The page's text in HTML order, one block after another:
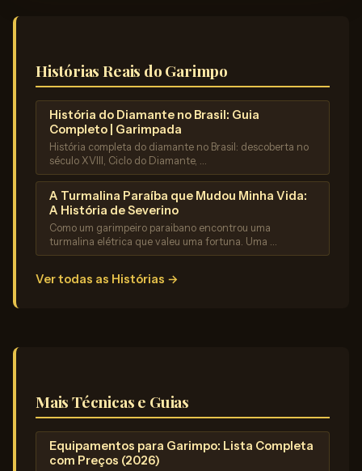
Histórias Reais do Garimpo
História do Diamante no Brasil: Guia
Completo | Garimpada
História completa do diamante no Brasil: descoberta no
século XVIII, Ciclo do Diamante, …
A Turmalina Paraíba que Mudou Minha Vida:
A História de Severino
Como um garimpeiro paraibano encontrou uma
turmalina elétrica que valeu uma fortuna. Uma …
Ver todas as Histórias →
Mais Técnicas e Guias
Equipamentos para Garimpo: Lista Completa
com Preços (2026)